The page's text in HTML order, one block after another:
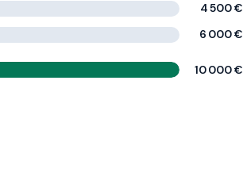
4 500 €
6 000 €
10 000 €